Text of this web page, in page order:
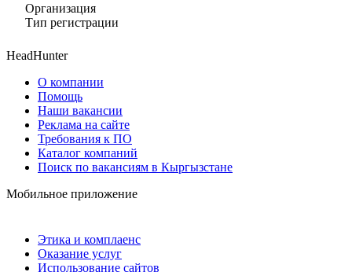
Организация
Тип регистрации
HeadHunter
О компании
Помощь
Наши вакансии
Реклама на сайте
Требования к ПО
Каталог компаний
Поиск по вакансиям в Кыргызстане
Мобильное приложение
Этика и комплаенс
Оказание услуг
Использование сайтов